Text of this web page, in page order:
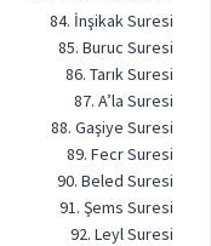
84. İnşikak Suresi
85. Buruc Suresi
86. Tarık Suresi
87. A’la Suresi
88. Gaşiye Suresi
89. Fecr Suresi
90. Beled Suresi
91. Şems Suresi
92. Leyl Suresi